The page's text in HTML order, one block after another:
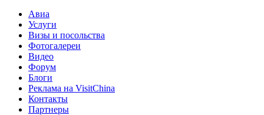
Авиа
Услуги
Визы и посольства
Фотогалереи
Видео
Форум
Блоги
Реклама на VisitChina
Контакты
Партнеры